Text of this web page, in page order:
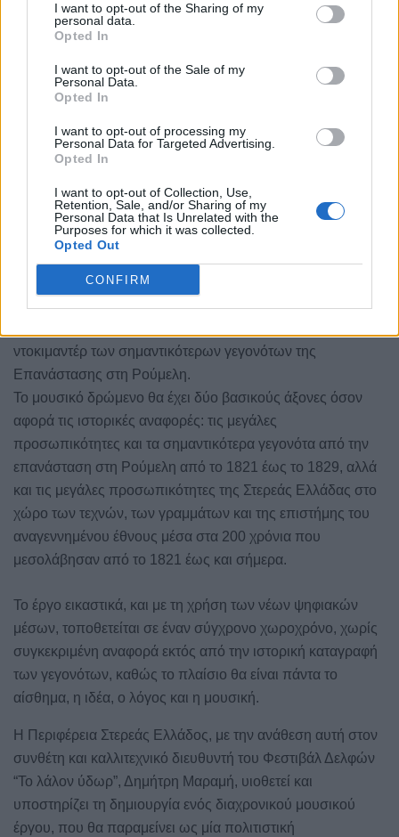
I want to opt-out of the Sharing of my
personal data.
Opted In
I want to opt-out of the Sale of my
Personal Data.
Opted In
I want to opt-out of processing my
Personal Data for Targeted Advertising.
Opted In
I want to opt-out of Collection, Use,
Retention, Sale, and/or Sharing of my
Personal Data that Is Unrelated with the
Purposes for which it was collected.
Opted Out
CONFIRM
πρωτότυπη μελοποίηση του συνθέτη, όπως: ο «Θούριος»
του Ρήγα, ο «Ύμνος εις την Ελευθερία» του Διονύσιου
Σολωμού, ποιημάτων των Ανδρέα Κάλβου, Αριστοτέλη
Βαλαωρίτη, Ιωάννη Πολέμη, Κώστα Καρυωτάκη αλλά και
Δημοτικής Ποίησης.
με κινηματογραφικό τρόπο, ροή κινούμενων γραφικών
(graphic motion), τα οποία θα συμπληρώνουν το μουσικό
ντοκιμαντέρ των σημαντικότερων γεγονότων της
Επανάστασης στη Ρούμελη.
Το μουσικό δρώμενο θα έχει δύο βασικούς άξονες όσον
αφορά τις ιστορικές αναφορές: τις μεγάλες
προσωπικότητες και τα σημαντικότερα γεγονότα από την
επανάσταση στη Ρούμελη από το 1821 έως το 1829, αλλά
και τις μεγάλες προσωπικότητες της Στερεάς Ελλάδας στο
χώρο των τεχνών, των γραμμάτων και της επιστήμης του
αναγεννημένου έθνους μέσα στα 200 χρόνια που
μεσολάβησαν από το 1821 έως και σήμερα.
Το έργο εικαστικά, και με τη χρήση των νέων ψηφιακών
μέσων, τοποθετείται σε έναν σύγχρονο χωροχρόνο, χωρίς
συγκεκριμένη αναφορά εκτός από την ιστορική καταγραφή
των γεγονότων, καθώς το πλαίσιο θα είναι πάντα το
αίσθημα, η ιδέα, ο λόγος και η μουσική.
Η Περιφέρεια Στερεάς Ελλάδος, με την ανάθεση αυτή στον
συνθέτη και καλλιτεχνικό διευθυντή του Φεστιβάλ Δελφών
“Το λάλον ύδωρ”, Δημήτρη Μαραμή, υιοθετεί και
υποστηρίζει τη δημιουργία ενός διαχρονικού μουσικού
έργου, που θα παραμείνει ως μία πολιτιστική